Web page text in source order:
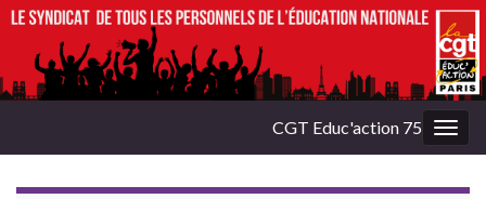
CGT Educ'action 75